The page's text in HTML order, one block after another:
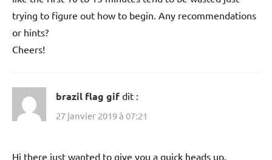
trying to figure out how to begin. Any recommendations
or hints?
Cheers!
brazil flag gif dit :
27 janvier 2019 à 07:21
Hi there just wanted to give you a quick heads up.